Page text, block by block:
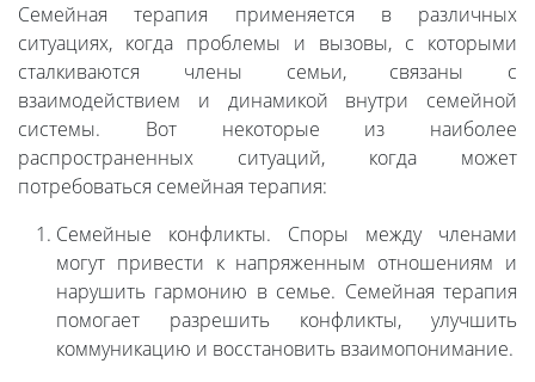
Семейная терапия применяется в различных
ситуациях, когда проблемы и вызовы, с которыми
сталкиваются члены семьи, связаны с
взаимодействием и динамикой внутри семейной
системы. Вот некоторые из наиболее
распространенных ситуаций, когда может
потребоваться семейная терапия:
Семейные конфликты. Споры между членами
могут привести к напряженным отношениям и
нарушить гармонию в семье. Семейная терапия
помогает разрешить конфликты, улучшить
коммуникацию и восстановить взаимопонимание.